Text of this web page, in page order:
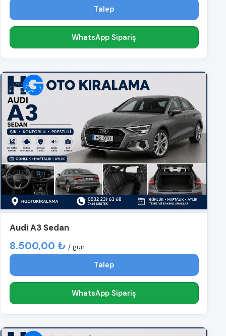
Talep
WhatsApp Sipariş
Audi A3 Sedan
8.500,00 ₺ / gün
Talep
WhatsApp Sipariş